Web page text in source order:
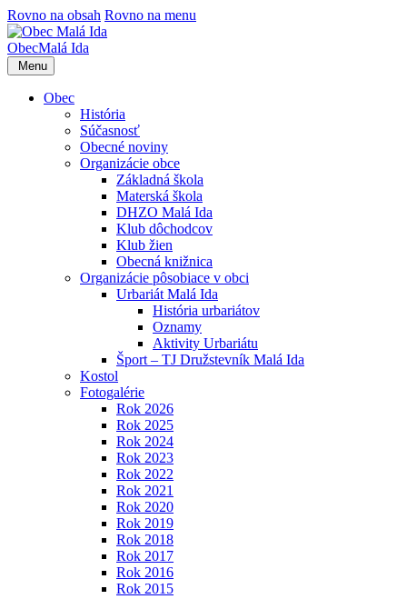
Rovno na obsah Rovno na menu
ObecMalá Ida
Menu
Obec
História
Súčasnosť
Obecné noviny
Organizácie obce
Základná škola
Materská škola
DHZO Malá Ida
Klub dôchodcov
Klub žien
Obecná knižnica
Organizácie pôsobiace v obci
Urbariát Malá Ida
História urbariátov
Oznamy
Aktivity Urbariátu
Šport – TJ Družstevník Malá Ida
Kostol
Fotogalérie
Rok 2026
Rok 2025
Rok 2024
Rok 2023
Rok 2022
Rok 2021
Rok 2020
Rok 2019
Rok 2018
Rok 2017
Rok 2016
Rok 2015